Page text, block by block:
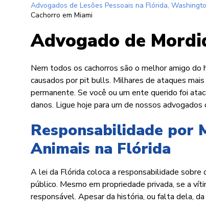
Advogados de Lesões Pessoais na Flórida,
Cachorro em Miami
Advogado de
Nem todos os cachorros são o melhor amigo
causados por pit bulls. Milhares de ataques
permanente. Se você ou um ente querido foi
danos. Ligue hoje para um de nossos
Responsabilidade por
Animais na Flórida
A lei da Flórida coloca a responsabilidade
público. Mesmo em propriedade privada, se a
responsável. Apesar da história, ou falta dela,